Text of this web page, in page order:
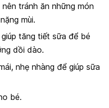
tránh ăn những món
mùi.
tăng tiết sữa để bé
dồi dào.
nhẹ nhàng để giúp sữa
bé.